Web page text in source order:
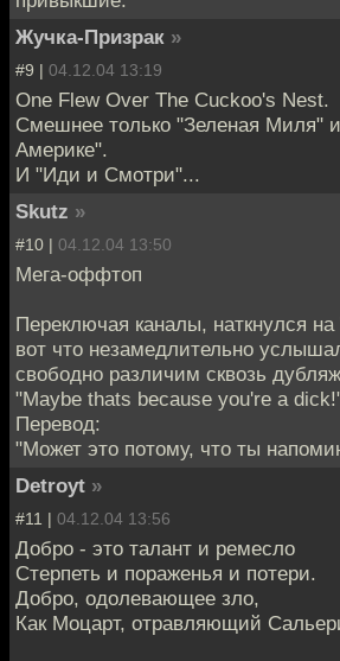
Жучка-Призрак »
#9 | 04.12.04 13:19
One Flew Over The Cuckoo's Nest.
Смешнее только "Зеленая Миля"
Америке".
И "Иди и Смотри"...
Skutz »
#10 | 04.12.04 13:50
Мега-оффтоп
Переключая каналы, наткнулся
вот что незамедлительно
свободно различим сквозь
"Maybe thats because you're a
Перевод:
"Может это потому, что ты
Detroyt »
#11 | 04.12.04 13:56
Добро - это талант и ремесло
Стерпеть и пораженья и потери.
Добро, одолевающее зло,
Как Моцарт, отравляющий